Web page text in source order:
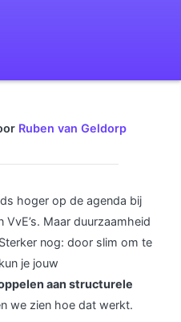
Ruben van Geldorp
hoger op de agenda bij
VvE’s. Maar duurzaamheid
nog: door slim om te
je jouw
aan structurele
we zien hoe dat werkt.